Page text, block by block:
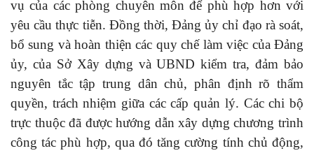
vụ của các phòng chuyên môn để phù hợp hơn với
yêu cầu thực tiễn. Đồng thời, Đảng ủy chỉ đạo rà soát,
bổ sung và hoàn thiện các quy chế làm việc của Đảng
ủy, của Sở Xây dựng và UBND kiểm tra, đảm bảo
nguyên tắc tập trung dân chủ, phân định rõ thẩm
quyền, trách nhiệm giữa các cấp quản lý. Các chi bộ
trực thuộc đã được hướng dẫn xây dựng chương trình
công tác phù hợp, qua đó tăng cường tính chủ động,